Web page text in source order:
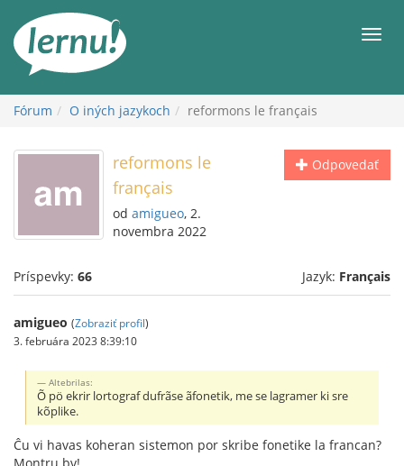
obsah
Fórum O iných jazykoch reformons le français
Odpovedať
reformons le
français
od amigueo, 2.
novembra 2022
Príspevky: 66 Jazyk: Français
amigueo (Zobraziť profil)
3. februára 2023 8:39:10
Altebrilas:
Õ pö ekrir lortograf dufrãse ãfonetik, me se lagramer ki sre
kõplike.
Ĉu vi havas koheran sistemon por skribe fonetike la francan?